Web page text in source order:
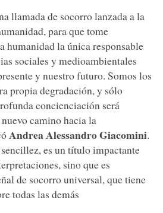
llamada de socorro lanzada a la
para que tome
humanidad la única responsable
sociales y medioambientales
y nuestro futuro. Somos los
propia degradación, y sólo
concienciación será
camino hacia la
Andrea Alessandro Giacomini.
sencillez, es un título impactante
sino que es
de socorro universal, que tiene
todas las demás